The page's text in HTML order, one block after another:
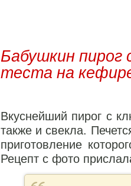
Бабушкин пирог
теста на
Вкуснейший пирог с
также и свекла.
приготовление
Рецепт с фото